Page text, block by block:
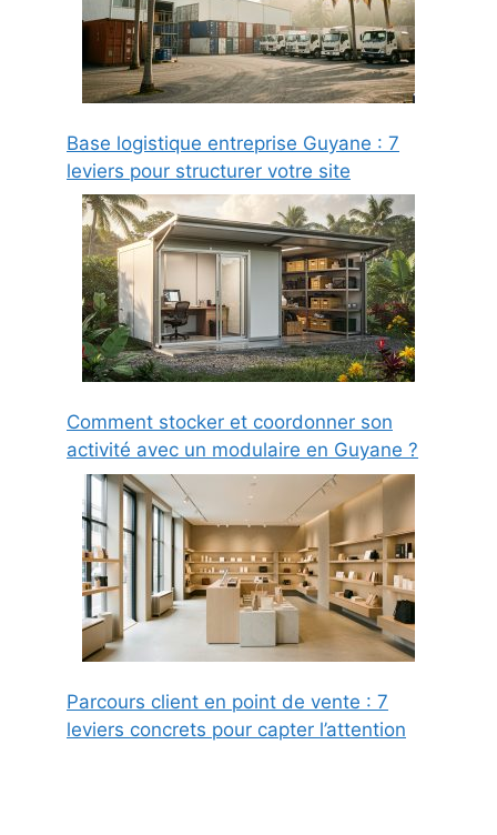
Base logistique entreprise Guyane : 7
leviers pour structurer votre site
Comment stocker et coordonner son
activité avec un modulaire en Guyane ?
Parcours client en point de vente : 7
leviers concrets pour capter l’attention